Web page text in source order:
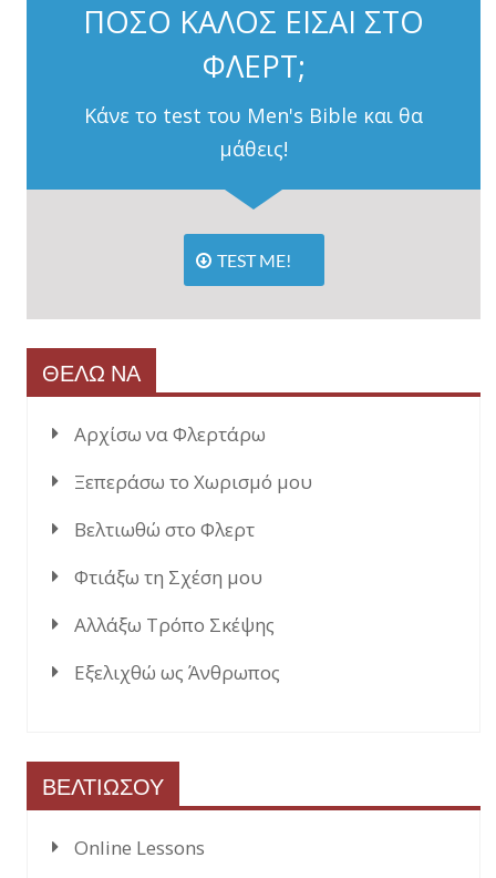
ΠΟΣΟ ΚΑΛΟΣ ΕΙΣΑΙ ΣΤΟ
ΦΛΕΡΤ;
Κάνε το test του Men's Bible και θα
μάθεις!
TEST ME!
ΘΕΛΩ ΝΑ
Αρχίσω να Φλερτάρω
Ξεπεράσω το Χωρισμό μου
Βελτιωθώ στο Φλερτ
Φτιάξω τη Σχέση μου
Αλλάξω Τρόπο Σκέψης
Εξελιχθώ ως Άνθρωπος
ΒΕΛΤΙΩΣΟΥ
Online Lessons